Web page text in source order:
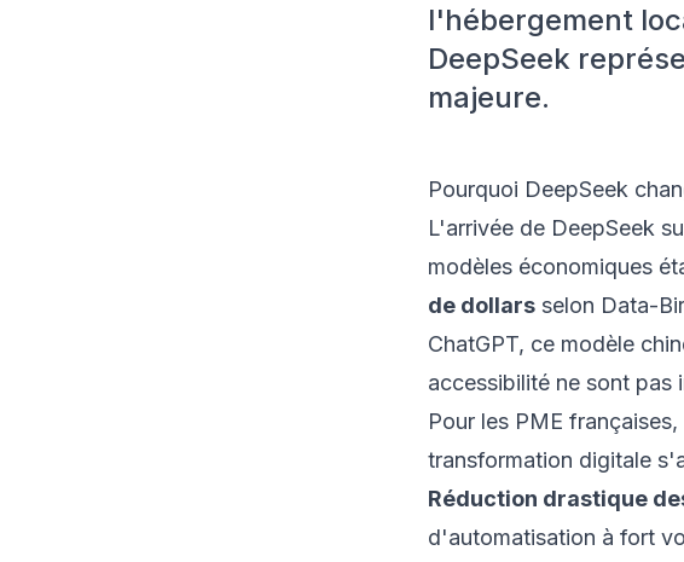
l'hébergement
DeepSeek
majeure.
Pourquoi DeepSeek
L'arrivée de DeepSeek
modèles économiques
de dollars selon Data-
ChatGPT, ce modèle
accessibilité ne sont pas
Pour les PME
transformation digitale
Réduction drastique
d'automatisation à fort